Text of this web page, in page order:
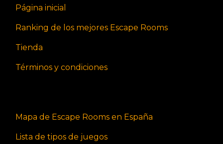
Página inicial
Ranking de los mejores Escape Rooms
Tienda
Términos y condiciones
Mapa de Escape Rooms en España
Lista de tipos de juegos